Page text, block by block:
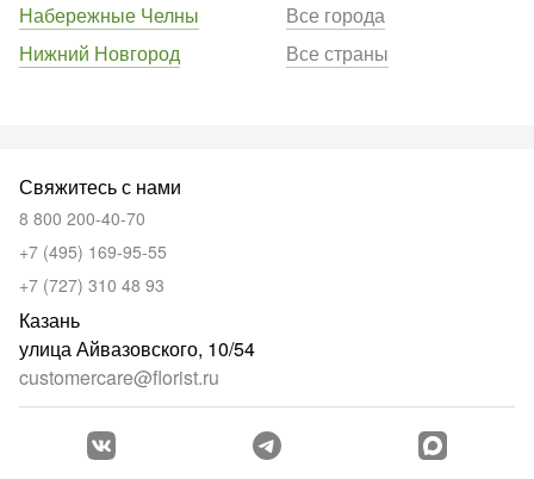
Набережные Челны
Нижний Новгород
Все города
Все страны
Свяжитесь с нами
8 800 200-40-70
+7 (495) 169-95-55
+7 (727) 310 48 93
Казань
улица Айвазовского, 10/54
customercare@florist.ru